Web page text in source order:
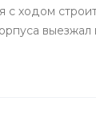
с ходом
выезжал